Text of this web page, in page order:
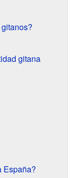
gitana
España?